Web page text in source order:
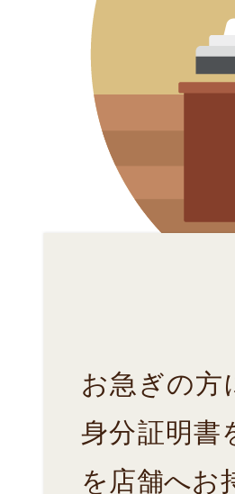
お急ぎの方
身分証明書
を店舗へお